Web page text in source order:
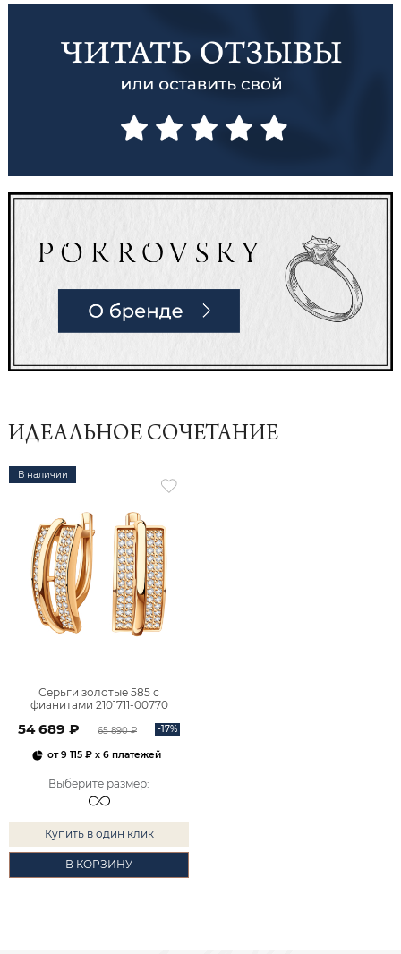
ИДЕАЛЬНОЕ СОЧЕТАНИЕ
В наличии
Серьги золотые 585 с
фианитами 2101711-00770
54 689 ₽ 65 890 ₽ -17%
от9 115 ₽ x 6 платежей
Выберите размер:
Купить в один клик
В КОРЗИНУ